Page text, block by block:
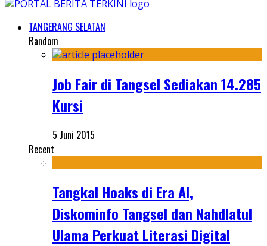
TANGERANG SELATAN
Random
Job Fair di Tangsel Sediakan 14.285
Kursi
5 Juni 2015
Recent
Tangkal Hoaks di Era AI,
Diskominfo Tangsel dan Nahdlatul
Ulama Perkuat Literasi Digital